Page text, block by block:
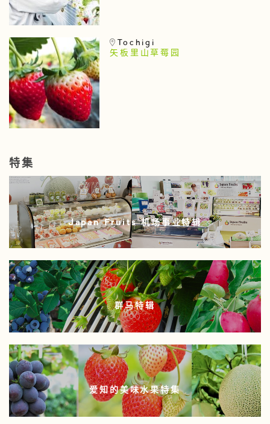
Tochigi
矢板里山草莓园
特集
Japan Fruits 机场事业特辑
群马特辑
爱知的美味水果特集